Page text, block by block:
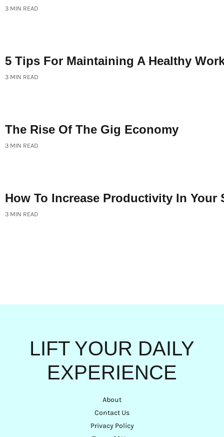
3 MIN READ
5 Tips For Maintaining A Healthy
3 MIN READ
The Rise Of The Gig Economy
3 MIN READ
How To Increase Productivity In Your
3 MIN READ
LIFT YOUR DAILY
EXPERIENCE
About
Contact Us
Privacy Policy